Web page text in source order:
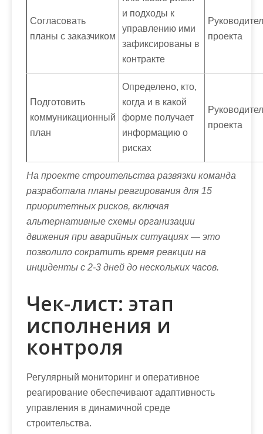
Согласовать
планы с заказчиком
и подходы к
управлению ими
зафиксированы в
контракте
проекта
Подготовить
коммуникационный
план
Определено, кто,
когда и в какой
форме получает
информацию о
рисках
проекта
На проекте строительства развязки команда
разработала планы реагирования для 15
приоритетных рисков, включая
альтернативные схемы организации
движения при аварийных ситуациях — это
позволило сократить время реакции на
инциденты с 2-3 дней до нескольких часов.
Чек-лист: этап
исполнения и
контроля
Регулярный мониторинг и оперативное
реагирование обеспечивают адаптивность
управления в динамичной среде
строительства.